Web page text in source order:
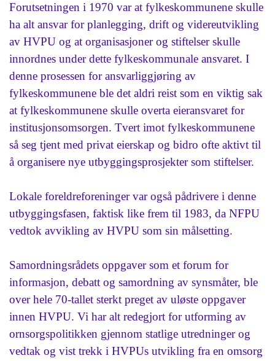
Forutsetningen i 1970 var at fylkeskommunene skulle
ha alt ansvar for planlegging, drift og videreutvikling
av HVPU og at organisasjoner og stiftelser skulle
innordnes under dette fylkeskommunale ansvaret. I
denne prosessen for ansvarliggjøring av
fylkeskommunene ble det aldri reist som en viktig sak
at fylkeskommunene skulle overta eieransvaret for
institusjonsomsorgen. Tvert imot fylkeskommunene
så seg tjent med privat eierskap og bidro ofte aktivt til
å organisere nye utbyggingsprosjekter som stiftelser.
Lokale foreldreforeninger var også pådrivere i denne
utbyggingsfasen, faktisk like frem til 1983, da NFPU
vedtok avvikling av HVPU som sin målsetting.
Samordningsrådets oppgaver som et forum for
informasjon, debatt og samordning av synsmåter, ble
over hele 70-tallet sterkt preget av uløste oppgaver
innen HVPU. Vi har alt redegjort for utforming av
ornsorgspolitikken gjennom statlige utredninger og
vedtak og vist trekk i HVPUs utvikling fra en omsorg